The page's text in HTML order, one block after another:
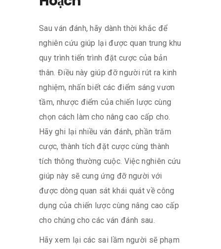
Sau ván đánh, hãy dành thời khắc để
nghiên cứu giúp lại được quan trung khu
quy trình tiến trình đặt cược của bản
thân. Điều này giúp đỡ người rút ra kinh
nghiệm, nhấn biết các điểm sáng vươn
tầm, nhược điểm của chiến lược cùng
chọn cách làm cho nâng cao cấp cho.
Hãy ghi lại nhiều ván đánh, phần trăm
cược, thành tích đặt cược cùng thành
tích thông thường cuộc. Việc nghiên cứu
giúp này sẽ cung ứng đỡ người với
được dòng quan sát khái quát về công
dụng của chiến lược cùng nâng cao cấp
cho chúng cho các ván đánh sau.
Hãy xem lại các sai lầm người sẽ phạm